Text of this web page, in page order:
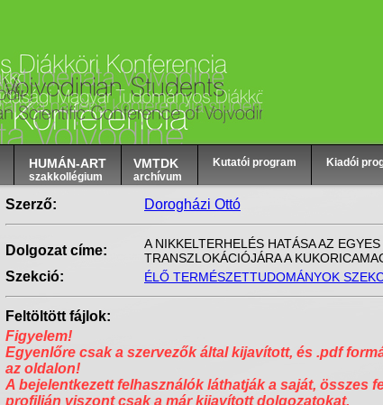
HUMÁN-ART
szakkollégium
VMTDK
archívum
Kutatói program Kiadói
Szerző: Dorogházi Ottó
Dolgozat címe:
A NIKKELTERHELÉS HATÁSA AZ
TRANSZLOKÁCIÓJÁRA A
Szekció: ÉLŐ TERMÉSZETTUDOMÁNYOK
Feltöltött fájlok:
Figyelem!
Egyenlőre csak a szervezők által kijavított, és .pdf
az oldalon!
A bejelentkezett felhasználók láthatják a saját, összes
profilján viszont csak a már kijavított dolgozatokat.